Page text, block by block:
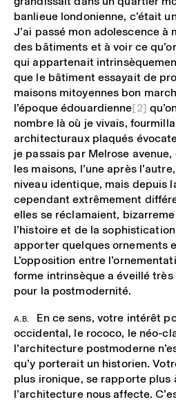
banlieue londonienne, c’était
J’ai passé mon adolescence à
des bâtiments et à voir ce
qui appartenait
que le bâtiment essayait de
maisons mitoyennes bon
l’époque édouardienne[2]
nombre là où je vivais,
architecturaux plaqués
je passais par Melrose
les maisons, l’une après
niveau identique, mais depuis
cependant extrêmement
elles se réclamaient,
l’histoire et de la
apporter quelques ornements
L’opposition entre
forme intrinsèque a éveillé
pour la postmodernité.
A.B.
En ce sens, votre intérêt
occidental, le rococo, le néo-
l’architecture postmoderne
qu’y porterait un historien.
plus ironique, se rapporte plus
l’architecture nous affecte.